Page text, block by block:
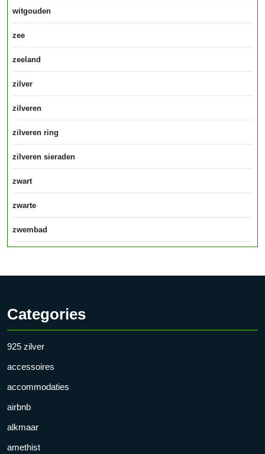
witgouden
zee
zeeland
zilver
zilveren
zilveren ring
zilveren sieraden
zwart
zwarte
zwembad
Categories
925 zilver
accessoires
accommodaties
airbnb
alkmaar
amethist